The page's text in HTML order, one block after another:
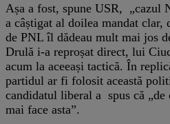
Așa a fost, spune USR, „cazul
a câștigat al doilea mandat clar,
de PNL îl dădeau mult mai jos
Drulă i-a reproșat direct, lui
acum la aceeași tactică. În
partidul ar fi folosit această
candidatul liberal a spus că
mai face asta”.